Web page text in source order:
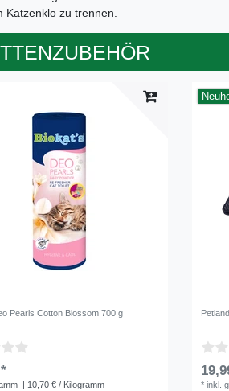
zu trennen.
Pearls Cotton Blossom 700 g
| 10,70 € / Kilogramm
*inkl.